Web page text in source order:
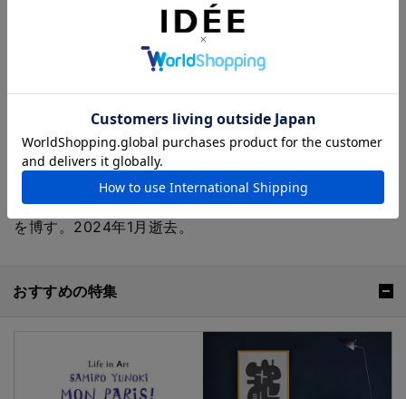
柚木 沙弥郎 Samiro Yunoki
1922年東京生まれ。柳宗悦が提唱する
「民藝」との出会いを機に、芹沢銈介に
弟子入りし染色の道を志す。1955年、銀
座のたくみ工芸店にて初個展。以降50年
以上にわたり制作を続け、数多くの作品
を発表する。フランス国立ギメ東洋美術館、日本民藝
館、世田谷美術館をはじめ国内外で展覧会を開催、好評
を博す。2024年1月逝去。
おすすめの特集